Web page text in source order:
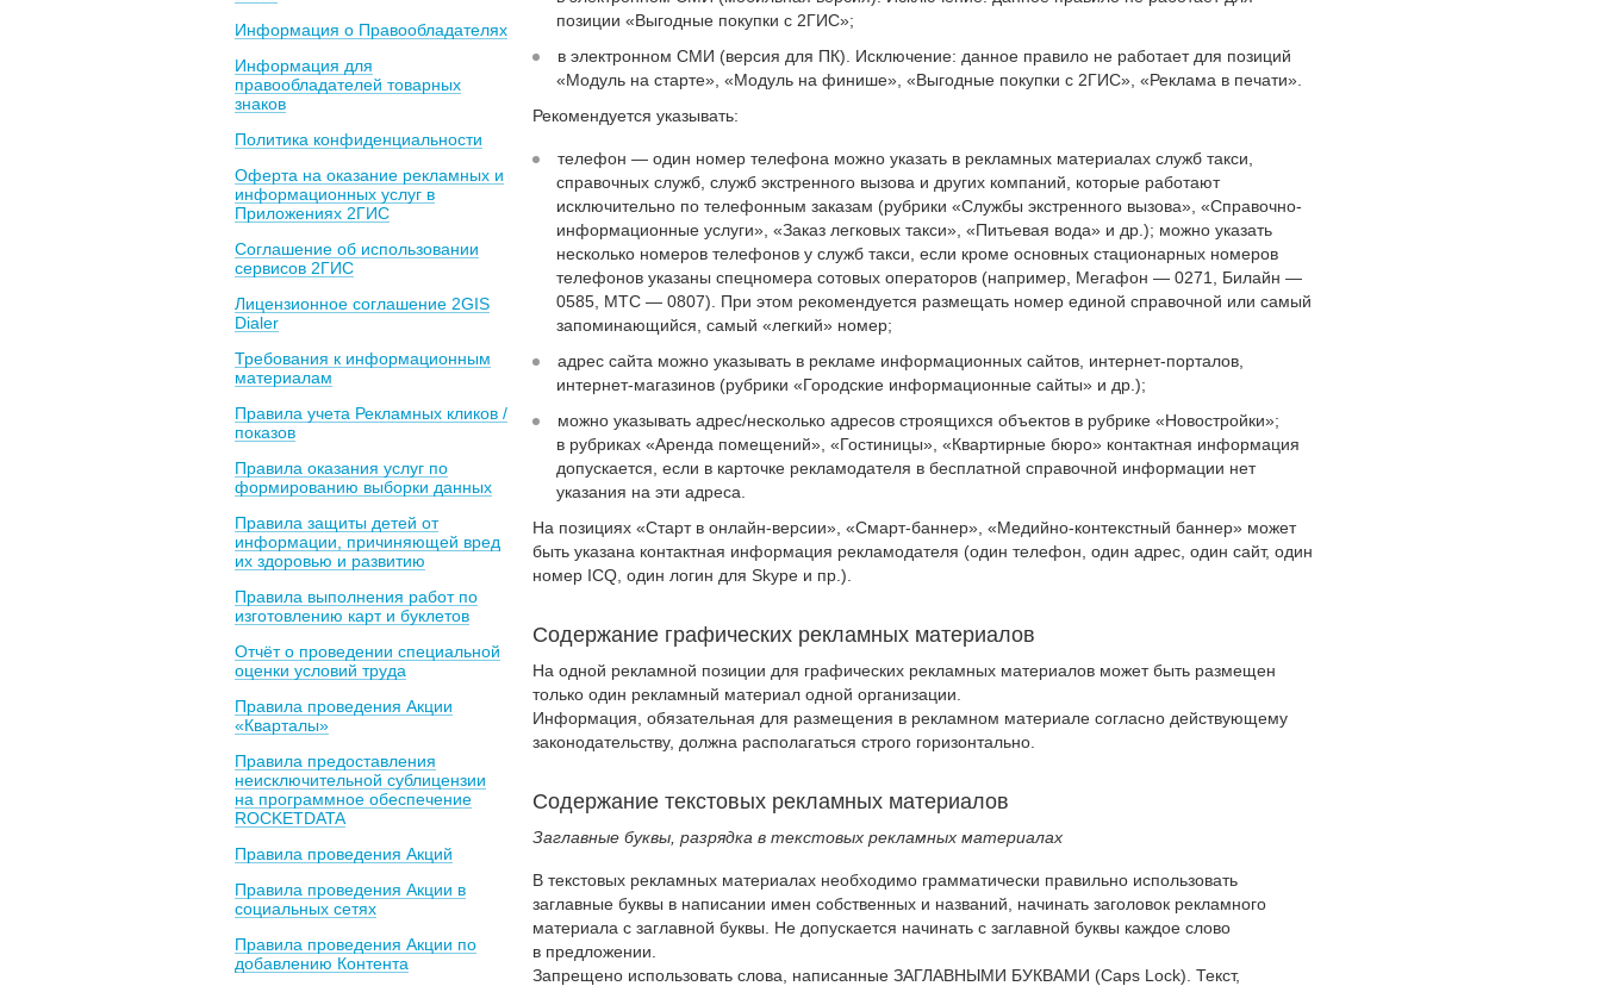
Информация о Правообладателях
Информация для
правообладателей товарных
знаков
Политика конфиденциальности
Оферта на оказание рекламных и
информационных услуг в
Приложениях 2ГИС
Соглашение об использовании
сервисов 2ГИС
Лицензионное соглашение 2GIS
Dialer
Требования к информационным
материалам
Правила учета Рекламных кликов /
показов
Правила оказания услуг по
формированию выборки данных
Правила защиты детей от
информации, причиняющей вред
их здоровью и развитию
Правила выполнения работ по
изготовлению карт и буклетов
Отчёт о проведении специальной
оценки условий труда
Правила проведения Акции
«Кварталы»
Правила предоставления
неисключительной сублицензии
на программное обеспечение
ROCKETDATA
Правила проведения Акций
Правила проведения Акции в
социальных сетях
Правила проведения Акции по
добавлению Контента
позиции «Выгодные покупки с 2ГИС»;
в электронном СМИ (версия для ПК). Исключение: данное правило не работает для позиций
«Модуль на старте», «Модуль на финише», «Выгодные покупки с 2ГИС», «Реклама в печати».
Рекомендуется указывать:
телефон — один номер телефона можно указать в рекламных материалах служб такси,
справочных служб, служб экстренного вызова и других компаний, которые работают
исключительно по телефонным заказам (рубрики «Службы экстренного вызова», «Справочно-
информационные услуги», «Заказ легковых такси», «Питьевая вода» и др.); можно указать
несколько номеров телефонов у служб такси, если кроме основных стационарных номеров
телефонов указаны спецномера сотовых операторов (например, Мегафон — 0271, Билайн —
0585, МТС — 0807). При этом рекомендуется размещать номер единой справочной или самый
запоминающийся, самый «легкий» номер;
адрес сайта можно указывать в рекламе информационных сайтов, интернет-порталов,
интернет-магазинов (рубрики «Городские информационные сайты» и др.);
можно указывать адрес/несколько адресов строящихся объектов в рубрике «Новостройки»;
в рубриках «Аренда помещений», «Гостиницы», «Квартирные бюро» контактная информация
допускается, если в карточке рекламодателя в бесплатной справочной информации нет
указания на эти адреса.
На позициях «Старт в онлайн-версии», «Смарт-баннер», «Медийно-контекстный баннер» может
быть указана контактная информация рекламодателя (один телефон, один адрес, один сайт, один
номер ICQ, один логин для Skype и пр.).
Содержание графических рекламных материалов
На одной рекламной позиции для графических рекламных материалов может быть размещен
только один рекламный материал одной организации.
Информация, обязательная для размещения в рекламном материале согласно действующему
законодательству, должна располагаться строго горизонтально.
Содержание текстовых рекламных материалов
Заглавные буквы, разрядка в текстовых рекламных материалах
В текстовых рекламных материалах необходимо грамматически правильно использовать
заглавные буквы в написании имен собственных и названий, начинать заголовок рекламного
материала с заглавной буквы. Не допускается начинать с заглавной буквы каждое слово
в предложении.
Запрещено использовать слова, написанные ЗАГЛАВНЫМИ БУКВАМИ (Caps Lock). Текст,